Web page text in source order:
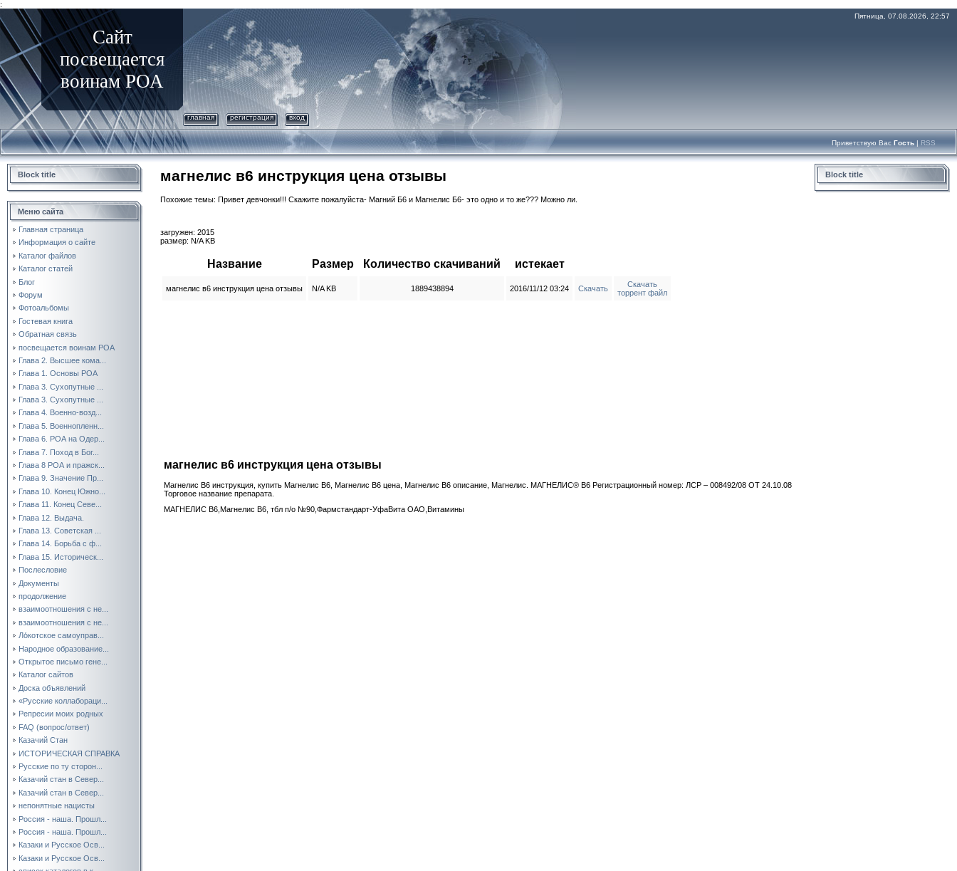
:
Сайт
посвещается
воинам РОА
Пятница, 07.08.2026, 22:57
главная регистрация вход
Приветствую Вас Гость | RSS
Block title
Меню сайта
Главная страница
Информация о сайте
Каталог файлов
Каталог статей
Блог
Форум
Фотоальбомы
Гостевая книга
Обратная связь
посвещается воинам РОА
Глава 2. Высшее кома...
Глава 1. Основы РОА
Глава 3. Сухопутные ...
Глава 3. Сухопутные ...
Глава 4. Военно-возд...
Глава 5. Военнопленн...
Глава 6. РОА на Одер...
Глава 7. Поход в Бог...
Глава 8 РОА и пражск...
Глава 9. Значение Пр...
Глава 10. Конец Южно...
Глава 11. Конец Севе...
Глава 12. Выдача.
Глава 13. Советская ...
Глава 14. Борьба с ф...
Глава 15. Историческ...
Послесловие
Документы
продолжение
взаимоотношения с не...
взаимоотношения с не...
Ло́котское самоуправ...
Народное образование...
Открытое письмо гене...
Каталог сайтов
Доска объявлений
«Русские коллабораци...
Репресии моих родных
FAQ (вопрос/ответ)
Казачий Стан
ИСТОРИЧЕСКАЯ СПРАВКА
Русские по ту сторон...
Казачий стан в Север...
Казачий стан в Север...
непонятные нацисты
Россия - наша. Прошл...
Россия - наша. Прошл...
Казаки и Русское Осв...
Казаки и Русское Осв...
магнелис в6 инструкция цена отзывы
Похожие темы: Привет девчонки!!! Скажите пожалуйста- Магний Б6 и Магнелис Б6- это одно и то же??? Можно ли.
загружен: 2015
размер: N/A KB
Название Размер Количество скачиваний истекает
магнелис в6 инструкция цена отзывы N/A KB 1889438894 2016/11/12 03:24 Скачать
Скачать
торрент файл
магнелис в6 инструкция цена отзывы
Магнелис В6 инструкция, купить Магнелис В6, Магнелис В6 цена, Магнелис В6 описание, Магнелис. МАГНЕЛИС® В6 Регистрационный номер: ЛСР – 008492/08 ОТ 24.10.08
Торговое название препарата.
МАГНЕЛИС В6,Магнелис В6, тбл п/о №90,Фармстандарт-УфаВита ОАО,Витамины
Block title